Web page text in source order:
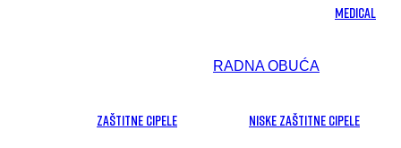
Medical
RADNA OBUĆA
ZAŠTITNE CIPELE Niske zaštitne cipele